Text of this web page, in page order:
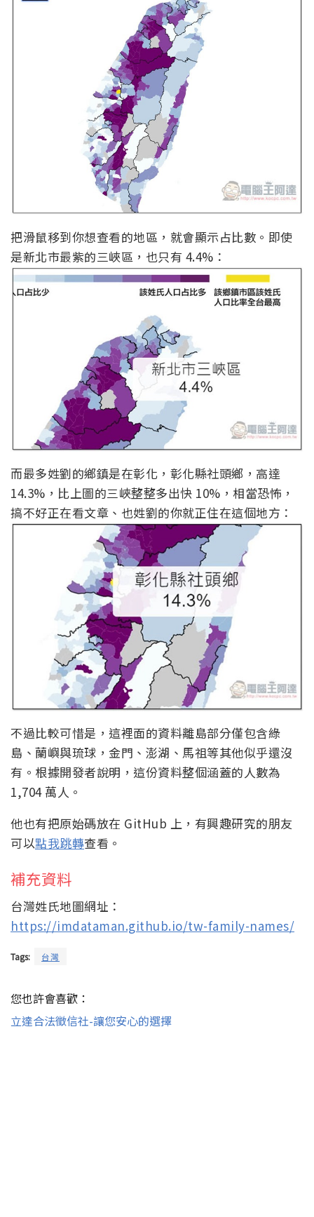
把滑鼠移到你想查看的地區，就會顯示占比數。即使
是新北市最紫的三峽區，也只有 4.4%：
而最多姓劉的鄉鎮是在彰化，彰化縣社頭鄉，高達
14.3%，比上圖的三峽整整多出快 10%，相當恐怖，
搞不好正在看文章、也姓劉的你就正住在這個地方：
不過比較可惜是，這裡面的資料離島部分僅包含綠
島、蘭嶼與琉球，金門、澎湖、馬祖等其他似乎還沒
有。根據開發者說明，這份資料整個涵蓋的人數為
1,704 萬人。
他也有把原始碼放在 GitHub 上，有興趣研究的朋友
可以點我跳轉查看。
補充資料
台灣姓氏地圖網址：
https://imdataman.github.io/tw-family-names/
Tags: 台灣
您也許會喜歡：
立達合法徵信社-讓您安心的選擇